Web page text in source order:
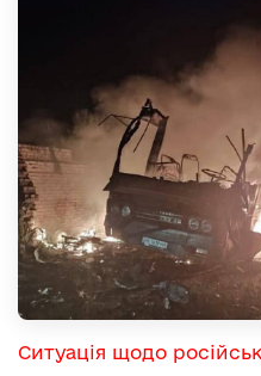
Ситуація щодо